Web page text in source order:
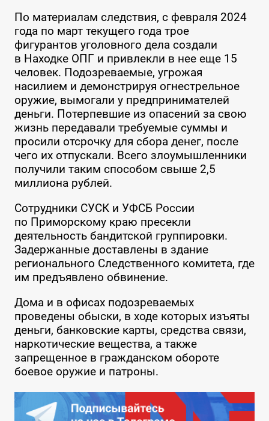
По материалам следствия, с февраля 2024
года по март текущего года трое
фигурантов уголовного дела создали
в Находке ОПГ и привлекли в нее еще 15
человек. Подозреваемые, угрожая
насилием и демонстрируя огнестрельное
оружие, вымогали у предпринимателей
деньги. Потерпевшие из опасений за свою
жизнь передавали требуемые суммы и
просили отсрочку для сбора денег, после
чего их отпускали. Всего злоумышленники
получили таким способом свыше 2,5
миллиона рублей.
Сотрудники СУСК и УФСБ России
по Приморскому краю пресекли
деятельность бандитской группировки.
Задержанные доставлены в здание
регионального Следственного комитета, где
им предъявлено обвинение.
Дома и в офисах подозреваемых
проведены обыски, в ходе которых изъяты
деньги, банковские карты, средства связи,
наркотические вещества, а также
запрещенное в гражданском обороте
боевое оружие и патроны.